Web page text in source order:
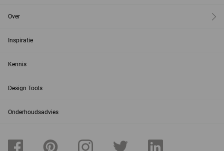
Over
Inspiratie
Kennis
Design Tools
Onderhoudsadvies